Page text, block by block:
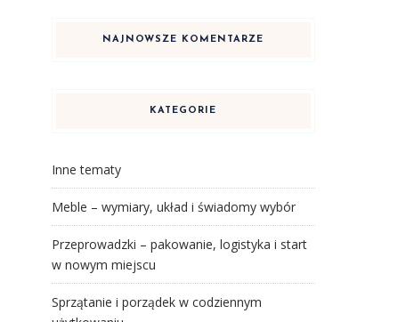
NAJNOWSZE KOMENTARZE
KATEGORIE
Inne tematy
Meble – wymiary, układ i świadomy wybór
Przeprowadzki – pakowanie, logistyka i start
w nowym miejscu
Sprzątanie i porządek w codziennym